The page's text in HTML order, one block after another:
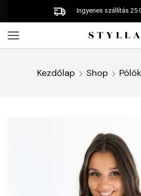
Ingyenes szállítás 25
Kezdőlap Shop